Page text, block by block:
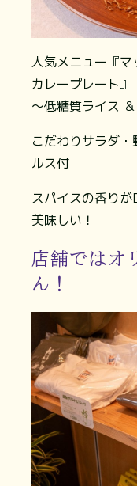
人気メニュー『マ
カレープレート』
～低糖質ライス
こだわりサラダ
ルス付
スパイスの香り
美味しい！
店舗ではオ
ん！